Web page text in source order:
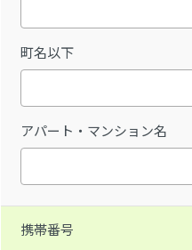
町名以下
アパート・マンション名
携帯番号